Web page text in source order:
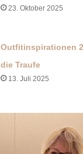
23. Oktober 2025
Outfitinspirationen
die Traufe
13. Juli 2025